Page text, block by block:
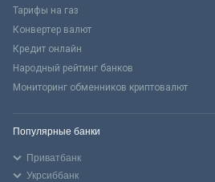
Тарифы на газ
Конвертер валют
Кредит онлайн
Народный рейтинг банков
Мониторинг обменников криптовалют
Популярные банки
Приватбанк
Укрсиббанк